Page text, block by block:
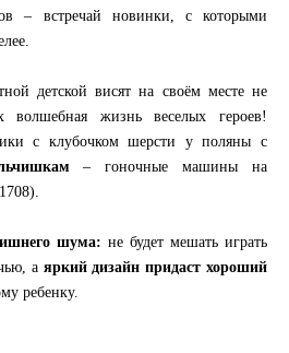
– встречай новинки, с которыми
детской висят на своём месте не
жизнь веселых героев!
с клубочком шерсти у поляны с
– гоночные машины на
шума: не будет мешать играть
а яркий дизайн придаст хороший
ребенку.